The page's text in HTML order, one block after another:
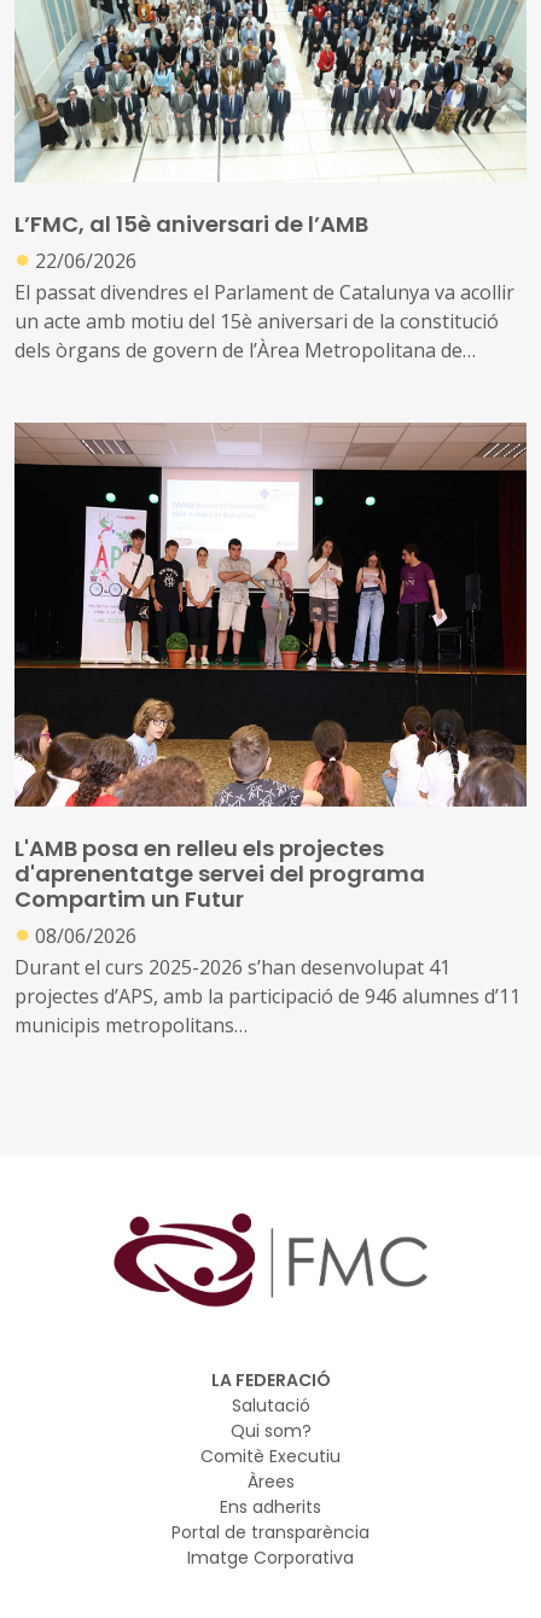
L’FMC, al 15è aniversari de l’AMB
● 22/06/2026
El passat divendres el Parlament de Catalunya va acollir
un acte amb motiu del 15è aniversari de la constitució
dels òrgans de govern de l’Àrea Metropolitana de
El vicepresident de la Federació de Municipis de
Catalunya i alcalde de Sant Vicenç dels Horts va assistir a
aquesta commemoració, que va estar centrada a
projectar una metròpolis més sostenible, equitativa i
cohesionada
L'AMB posa en relleu els projectes
d'aprenentatge servei del programa
Compartim un Futur
● 08/06/2026
Durant el curs 2025-2026 s’han desenvolupat 41
projectes d’APS, amb la participació de 946 alumnes d’11
municipis metropolitans
millorar-lo. Aquestes característiques fan de l’APS una
eina molt adient perquè infants i joves aprenguin
mentre contribueixen a millorar l’entorn
LA FEDERACIÓ
Salutació
Qui som?
Comitè Executiu
Àrees
Ens adherits
Portal de transparència
Imatge Corporativa